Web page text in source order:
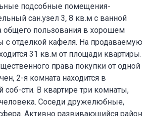
подсобные помещения-
сан.узел 3, 8 кв.м с ванной
общего пользования в хорошем
с отделкой кафеля. На продаваемую
31 кв.м от площади квартиры.
права покупки от одной
2-я комната находится в
соб-сти. В квартире три комнаты,
Соседи дружелюбные,
Активно развивающийся район